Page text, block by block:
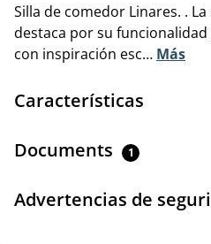
Silla de comedor Linares. .
destaca por su
con inspiración esc… Más
Características
Documents 1
Advertencias de